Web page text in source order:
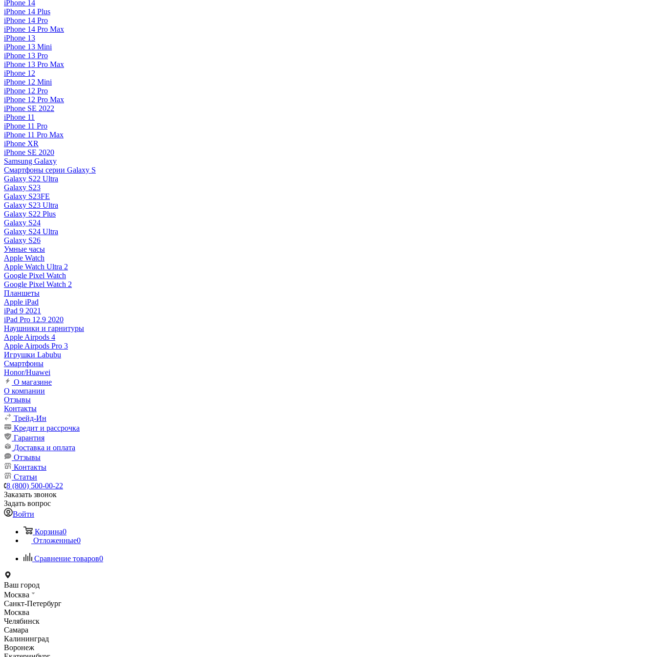
iPhone 14
iPhone 14 Plus
iPhone 14 Pro
iPhone 14 Pro Max
iPhone 13
iPhone 13 Mini
iPhone 13 Pro
iPhone 13 Pro Max
iPhone 12
iPhone 12 Mini
iPhone 12 Pro
iPhone 12 Pro Max
iPhone SE 2022
iPhone 11
iPhone 11 Pro
iPhone 11 Pro Max
iPhone XR
iPhone SE 2020
Samsung Galaxy
Смартфоны серии Galaxy S
Galaxy S22 Ultra
Galaxy S23
Galaxy S23FE
Galaxy S23 Ultra
Galaxy S22 Plus
Galaxy S24
Galaxy S24 Ultra
Galaxy S26
Умные часы
Apple Watch
Apple Watch Ultra 2
Google Pixel Watch
Google Pixel Watch 2
Планшеты
Apple iPad
iPad 9 2021
iPad Pro 12.9 2020
Наушники и гарнитуры
Apple Airpods 4
Apple Airpods Pro 3
Игрушки Labubu
Смартфоны
Honor/Huawei
О магазине
О компании
Отзывы
Контакты
Трейд-Ин
Кредит и рассрочка
Гарантия
Доставка и оплата
Отзывы
Контакты
Статьи
8 (800) 500-00-22
Заказать звонок
Задать вопрос
Войти
Корзина0
Отложенные0
Сравнение товаров0
Ваш город
Москва
Санкт-Петербург
Москва
Челябинск
Самара
Калининград
Воронеж